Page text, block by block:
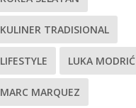
KULINER TRADISIONAL
LIFESTYLE LUKA MODRIĆ
MARC MARQUEZ